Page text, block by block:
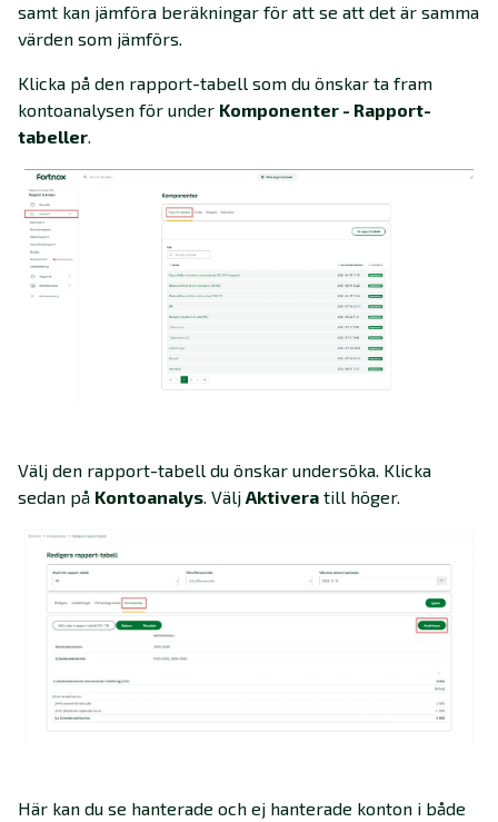
samt kan jämföra beräkningar för att se att det är samma
värden som jämförs.
Klicka på den rapport-tabell som du önskar ta fram
kontoanalysen för under Komponenter - Rapport-
tabeller.
Välj den rapport-tabell du önskar undersöka. Klicka
sedan på Kontoanalys. Välj Aktivera till höger.
Här kan du se hanterade och ej hanterade konton i både